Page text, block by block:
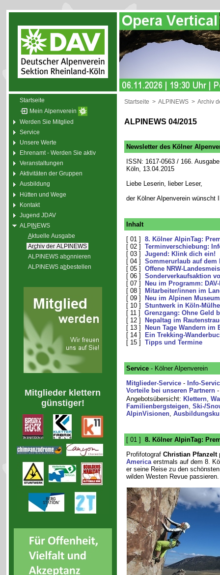
Startseite
Mein Alpenverein
Werden Sie Mitglied
Service
Unsere Werte
Ehrenamt - Werden Sie aktiv
Veranstaltungen
Aktivitäten der Gruppen
Ausbildung
Hütten und Wege
Kontakt
Jugend JDAV
ALPINEWS
Aktuelle Ausgabe
Archiv der ALPINEWS
ALPINEWS abonnieren
ALPINEWS abbestellen
Mitglieder klettern
günstiger!
Startseite > ALPINEWS > Archiv
ALPINEWS 04/2015
Newsletter des Kölner
ISSN: 1617-0563 / 166.
Köln, 13.04.2015
Liebe Leserin, lieber Leser,
der Kölner Alpenverein wünscht
Inhalt
[ 01 ] 8. Kölner AlpinTag:
[ 02 ] Terminverschiebung:
[ 03 ] Jugend: Klink dich ein!
[ 04 ] Sommerurlaub auf dem
[ 05 ] Offene NRW-
[ 06 ] Sonderverkaufsaktion
[ 07 ]
Neu im Programm:
[ 08 ]
Mitarbeiter/innen im
[ 09 ]
Neu im Alpinen
[ 10 ] Stuntwerk in Köln-
[ 11 ] Grenzgang: Ohne Geld
[ 12 ]
Nepaltag im
[ 13 ]
Neun Tage Wandern im
[ 14 ]
Ein Trekking-
[ 15 ] Tipps und Termine
Service- Kölner Alpenverein
Mitglieder-Service- Info-
Vorteile bei unseren Partnern
Angebotsübersicht: Klettern,
Familienbergsteigen, Ski-/
AlpinVisionen,
[ 01 ] 8. Kölner AlpinTag:
Profifotograf Christian Pfanzelt
Americaerstmals auf dem 8.
er seine Reise zu den
wilden Westen Revue passieren.